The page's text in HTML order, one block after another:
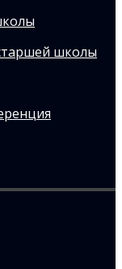
школы